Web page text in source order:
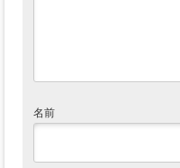
名前